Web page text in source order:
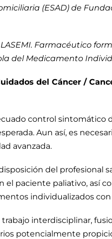
(ESAD) de
Farmacéutico
del Medicamento
del Cáncer /
control sintomático
Aun así, es
avanzada.
del profesional
el paciente paliativo, así
individualizados
interdisciplinar,
potencialmente